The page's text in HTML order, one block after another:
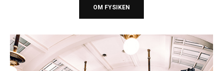
OM FYSIKEN